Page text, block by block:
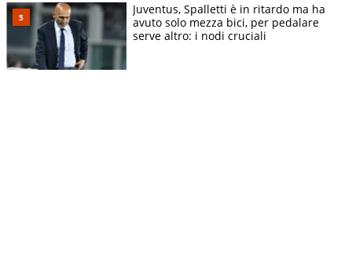
Juventus, Spalletti è in ritardo ma ha
avuto solo mezza bici, per pedalare
serve altro: i nodi cruciali